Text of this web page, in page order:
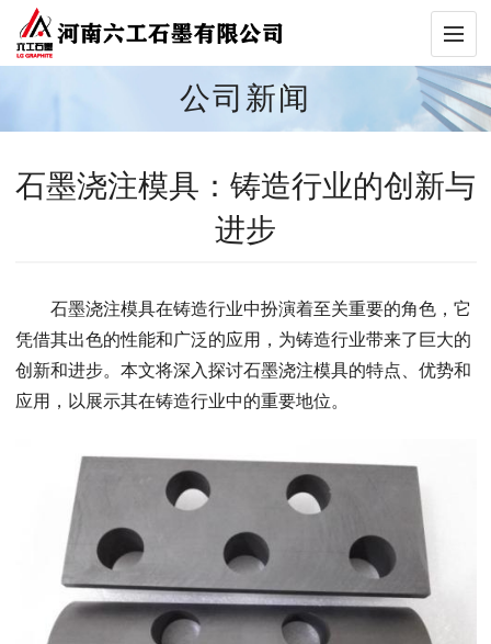
公司新闻
石墨浇注模具：铸造行业的创新与
进步
石墨浇注模具在铸造行业中扮演着至关重要的角色，它
凭借其出色的性能和广泛的应用，为铸造行业带来了巨大的
创新和进步。本文将深入探讨石墨浇注模具的特点、优势和
应用，以展示其在铸造行业中的重要地位。